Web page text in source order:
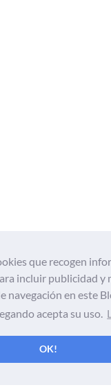
enfocada al
Informatica,
móviles,
que recogen
incluir publicidad y
navegación en este
acepta su uso.
OK!